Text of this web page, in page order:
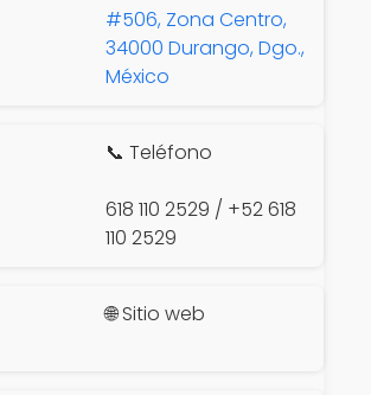
#506, Zona Centro,
34000 Durango, Dgo.,
México
📞 Teléfono
618 110 2529 / +52 618
110 2529
🌐 Sitio web